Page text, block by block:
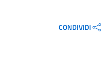
CONDIVIDI